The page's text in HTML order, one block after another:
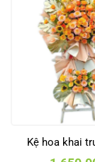
Kệ hoa khai